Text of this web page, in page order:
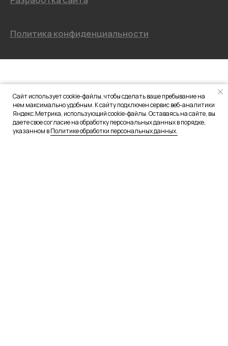
Сайт использует cookie-файлы, чтобы сделать ваше пребывание на
нем максимально удобным. К сайту подключен сервис веб-аналитики
Яндекс.Метрика, использующий cookie-файлы. Оставаясь на сайте, вы
даете свое согласие на обработку персональных данных в порядке,
указанном вПолитике обработки персональных данных.